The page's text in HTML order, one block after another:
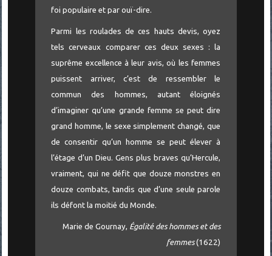
foi populaire et par ouï-dire.
Parmi les roulades de ces hauts devis, oyez
tels cerveaux comparer ces deux sexes : la
suprême excellence à leur avis, où les femmes
puissent arriver, c’est de ressembler le
commun des hommes, autant éloignés
d’imaginer qu’une grande femme se peut dire
grand homme, le sexe simplement changé, que
de consentir qu’un homme se peut élever à
l’étage d’un Dieu. Gens plus braves qu’Hercule,
vraiment, qui ne défit que douze monstres en
douze combats, tandis que d’une seule parole
ils défont la moitié du Monde.
Marie de Gournay, Égalité des hommes et des
femmes(1622)